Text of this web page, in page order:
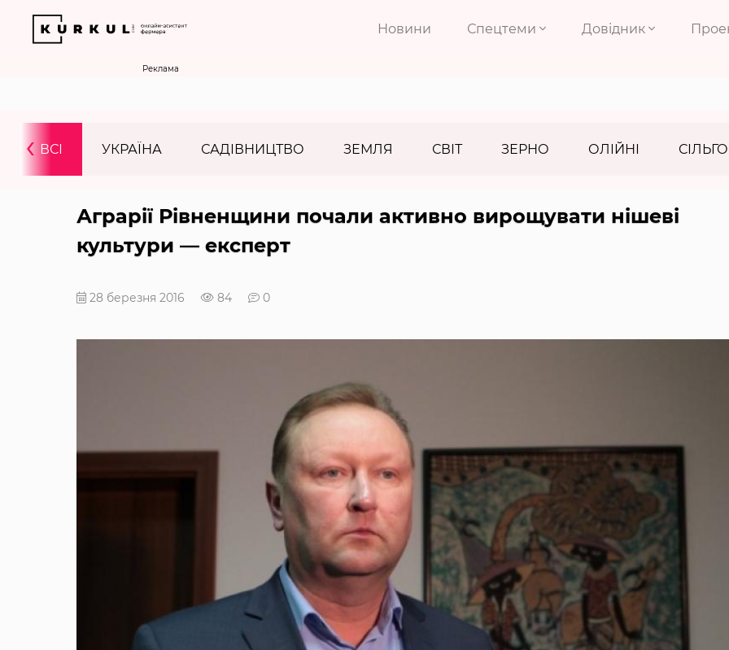
Новини Спецтеми Довідник
Реклама
ВСІ УКРАЇНА САДІВНИЦТВО ЗЕМЛЯ СВІТ ЗЕРНО ОЛІЙНІ
‹
Аграрії Рівненщини почали активно вирощувати нішеві
культури — експерт
28 березня 2016 84 0